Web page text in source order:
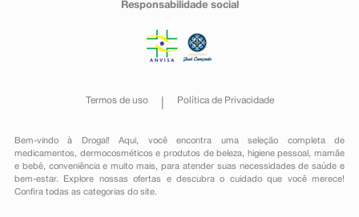
Responsabilidade social
Termos de uso Política de Privacidade
Bem-vindo à Drogal! Aqui, você encontra uma seleção completa de
medicamentos , dermocosméticos e produtos de beleza, higiene pessoal ,mamãe
e bebê, conveniênciae muito mais, para atender suas necessidades de saúde e
bem-estar. Explore nossas ofertas e descubra o cuidado que você merece!
Confira todas as categorias do site.